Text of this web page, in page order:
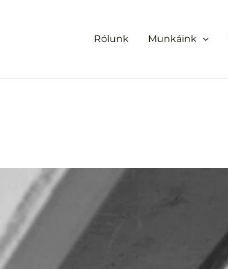
Rólunk Munkáink